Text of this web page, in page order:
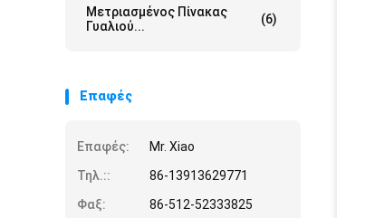
Μετριασμένος Πίνακας
Γυαλιού...
(6)
Επαφές
Επαφές:
Mr. Xiao
Τηλ.::
86-13913629771
Φαξ:
86-512-52333825